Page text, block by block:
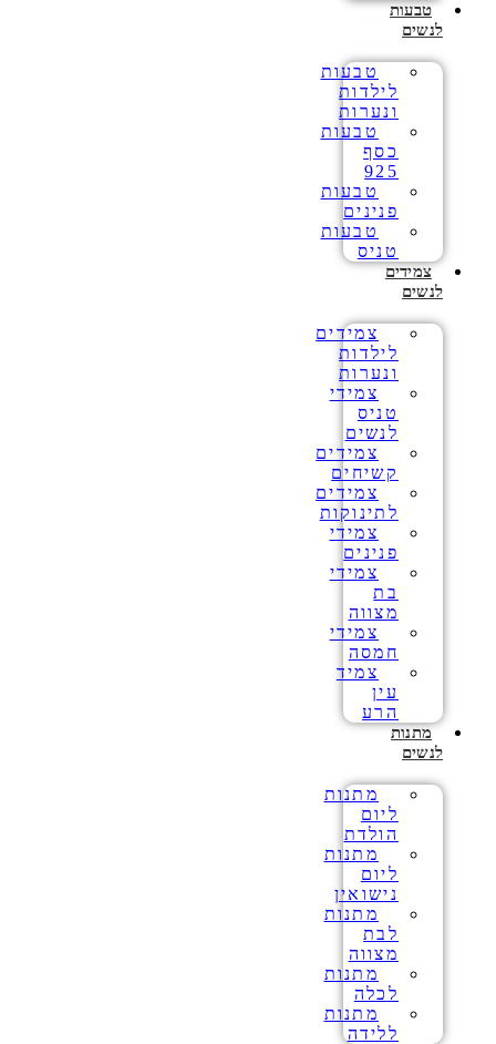
טבעות
לנשים
טבעות
לילדות
ונערות
טבעות
כסף
925
טבעות
פנינים
טבעות
טניס
צמידים
לנשים
צמידים
לילדות
ונערות
צמידי
טניס
לנשים
צמידים
קשיחים
צמידים
לתינוקות
צמידי
פנינים
צמידי
בת
מצווה
צמידי
חמסה
צמיד
עין
הרע
מתנות
לנשים
מתנות
ליום
הולדת
מתנות
ליום
נישואין
מתנות
לבת
מצווה
מתנות
לכלה
מתנות
ללידה